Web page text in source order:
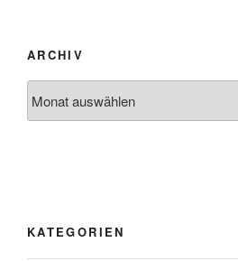
ARCHIV
KATEGORIEN